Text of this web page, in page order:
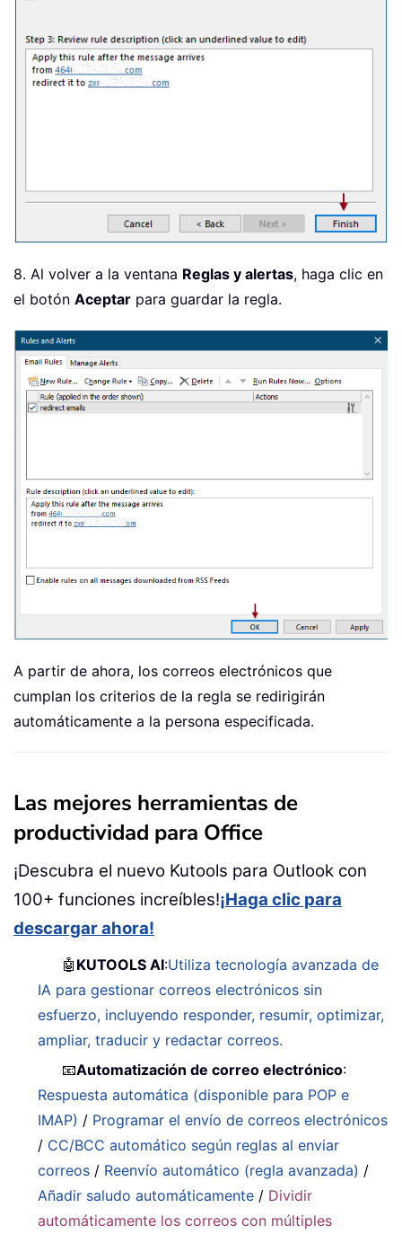
8. Al volver a la ventana Reglas y alertas, haga clic en
el botón Aceptar para guardar la regla.
A partir de ahora, los correos electrónicos que
cumplan los criterios de la regla se redirigirán
automáticamente a la persona especificada.
Las mejores herramientas de
productividad para Office
¡Descubra el nuevo Kutools para Outlook con
100+ funciones increíbles!¡Haga clic para
descargar ahora!
🤖 KUTOOLS AI:Utiliza tecnología avanzada de
IA para gestionar correos electrónicos sin
esfuerzo, incluyendo responder, resumir, optimizar,
ampliar, traducir y redactar correos.
📧Automatización de correo electrónico:
Respuesta automática (disponible para POP e
IMAP) / Programar el envío de correos electrónicos
/ CC/BCC automático según reglas al enviar
correos / Reenvío automático (regla avanzada) /
Añadir saludo automáticamente / Dividir
automáticamente los correos con múltiples